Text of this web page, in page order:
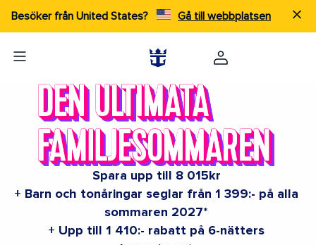
Besöker från United States? Gå till webbplatsen
Spara upp till 8 015kr
+ Barn och tonåringar seglar från 1 399:- på alla
sommaren 2027*
+ Upp till 1 410:- rabatt på 6-nätters